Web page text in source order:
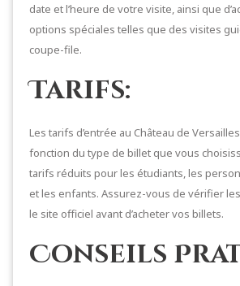
date et l’heure de votre visite, ainsi que
options spéciales telles que des visites
coupe-file.
Tarifs:
Les tarifs d’entrée au Château de
fonction du type de billet que vous
tarifs réduits pour les étudiants, les
et les enfants. Assurez-vous de vérifier
le site officiel avant d’acheter vos billets.
Conseils